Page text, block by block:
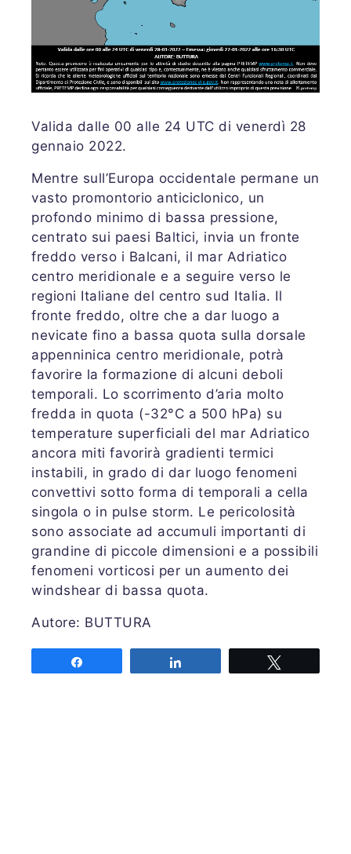
Valida dalle 00 alle 24 UTC di venerdì 28
gennaio 2022.
Mentre sull’Europa occidentale permane un
vasto promontorio anticiclonico, un
profondo minimo di bassa pressione,
centrato sui paesi Baltici, invia un fronte
freddo verso i Balcani, il mar Adriatico
centro meridionale e a seguire verso le
regioni Italiane del centro sud Italia. Il
fronte freddo, oltre che a dar luogo a
nevicate fino a bassa quota sulla dorsale
appenninica centro meridionale, potrà
favorire la formazione di alcuni deboli
temporali. Lo scorrimento d’aria molto
fredda in quota (-32°C a 500 hPa) su
temperature superficiali del mar Adriatico
ancora miti favorirà gradienti termici
instabili, in grado di dar luogo fenomeni
convettivi sotto forma di temporali a cella
singola o in pulse storm. Le pericolosità
sono associate ad accumuli importanti di
grandine di piccole dimensioni e a possibili
fenomeni vorticosi per un aumento dei
windshear di bassa quota.
Autore: BUTTURA